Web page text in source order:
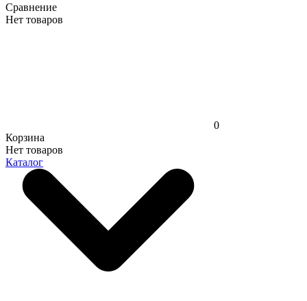
Сравнение
Нет товаров
0
Корзина
Нет товаров
Каталог